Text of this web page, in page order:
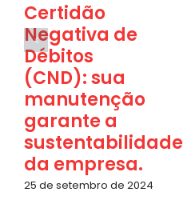
Certidão
Negativa de
Débitos
(CND): sua
manutenção
garante a
sustentabilidade
da empresa.
25 de setembro de 2024